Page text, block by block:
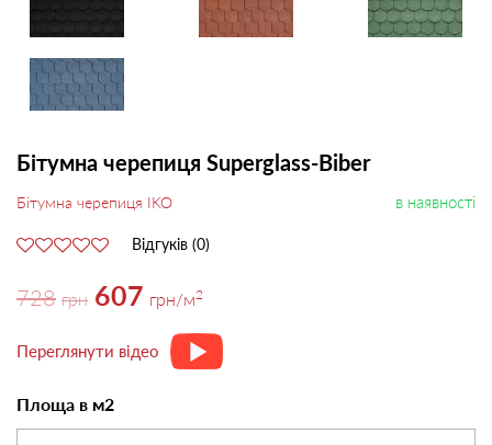
Бітумна черепиця Superglass-Biber
Бітумна черепиця IKO в наявності
Відгуків (0)
728 грн 607 грн/м2
Переглянути відео
Площа в м2